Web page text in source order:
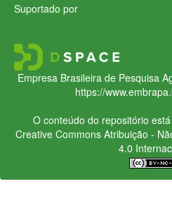
Suportado por
Empresa Brasileira de Pesquisa
https://
O conteúdo do repositório
Creative CommonsAtribuição -
4.0